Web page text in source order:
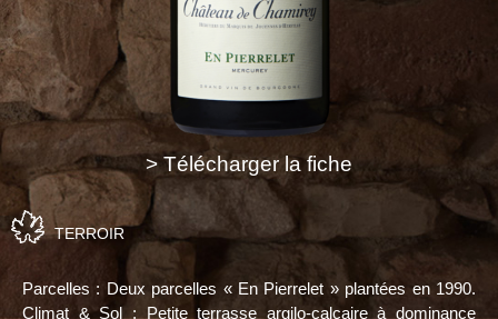
> Télécharger la fiche
TERROIR
Parcelles : Deux parcelles « En Pierrelet » plantées en 1990.
Climat & Sol : Petite terrasse argilo-calcaire à dominance